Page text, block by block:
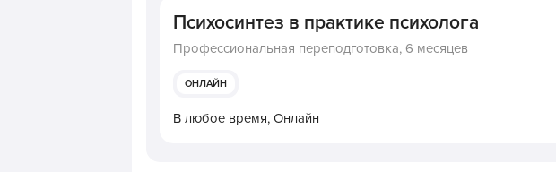
Психосинтез в практике психолога
Профессиональная переподготовка, 6 месяцев
ОНЛАЙН
В любое время, Онлайн